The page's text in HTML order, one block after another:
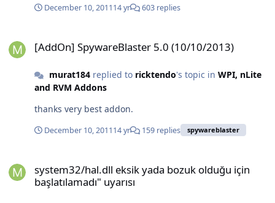
December 10, 201114 yr 603 replies
[AddOn] SpywareBlaster 5.0 (10/10/2013)
murat184replied to ricktendo's topic in WPI, nLite
and RVM Addons
thanks very best addon.
December 10, 201114 yr 159 replies spywareblaster
system32/hal.dll eksik yada bozuk olduğu için
başlatılamadı" uyarısı